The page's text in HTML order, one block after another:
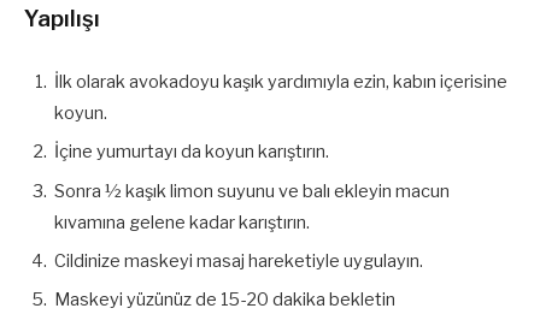
Yapılışı
İlk olarak avokadoyu kaşık yardımıyla ezin, kabın içerisine
koyun.
İçine yumurtayı da koyun karıştırın.
Sonra ½ kaşık limon suyunu ve balı ekleyin macun
kıvamına gelene kadar karıştırın.
Cildinize maskeyi masaj hareketiyle uygulayın.
Maskeyi yüzünüz de 15-20 dakika bekletin